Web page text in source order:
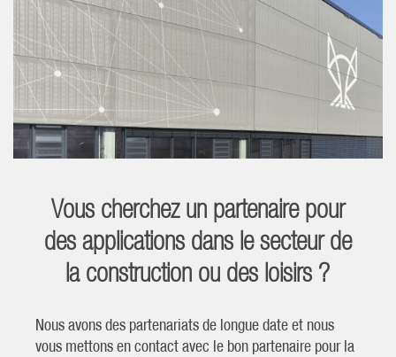
Vous cherchez un partenaire pour
des applications dans le secteur de
la construction ou des loisirs ?
Nous avons des partenariats de longue date et nous
vous mettons en contact avec le bon partenaire pour la